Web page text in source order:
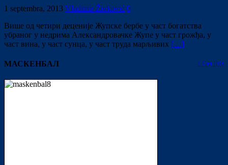
1 septembra, 2013 Vladimir Živković 0
Више од четири деценије Жупске бербе у част богатства
убраног у недрима Александровачке Жупе у част грожђа, у
част вина, у част сунца, у част труда марљивих […]
↑ Get this
МАСКЕНБАЛ